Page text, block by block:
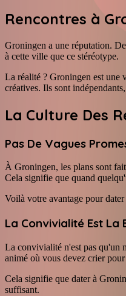
Rencontres à
Groningen a une réputation.
à cette ville que ce stéréotype.
La réalité ? Groningen est une
créatives. Ils sont
La Culture Des
Pas De Vagues
À Groningen, les plans sont
Cela signifie que quand
Voilà votre avantage pour
La Convivialité Est La
La convivialité n'est pas qu'un
animé où vous devez crier
Cela signifie que dater à
suffisant.